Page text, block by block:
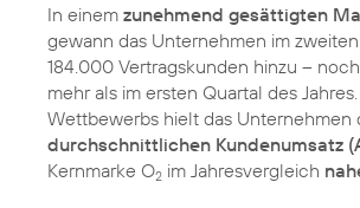
In einem zunehmend gesättigten
gewann das Unternehmen im
184.000 Vertragskunden hinzu –
mehr als im ersten Quartal des
Wettbewerbs hielt das Unternehmen
durchschnittlichen Kundenumsatz
Kernmarke O2 im Jahresvergleich